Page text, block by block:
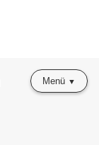
Menü